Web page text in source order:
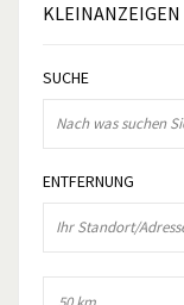
KLEINANZEIGEN
SUCHE
ENTFERNUNG